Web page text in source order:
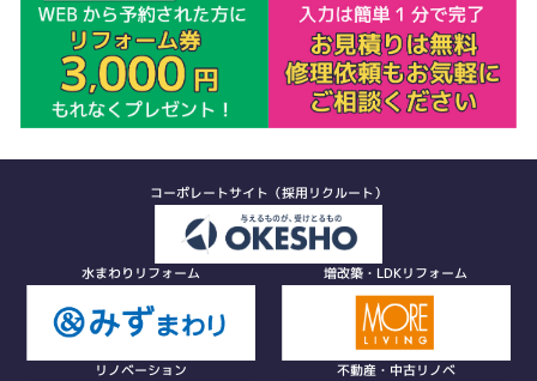
コーポレートサイト（採用リクルート）
水まわりリフォーム 増改築・LDKリフォーム
リノベーション 不動産・中古リノベ